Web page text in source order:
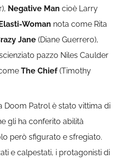
Negative Man cioè Larry
Woman nota come Rita
Jane (Diane Guerrero),
pazzo Niles Caulder
The Chief(Timothy
Doom Patrol è stato vittima di
gli ha conferito abilità
però sfigurato e sfregiato.
e calpestati, i protagonisti di